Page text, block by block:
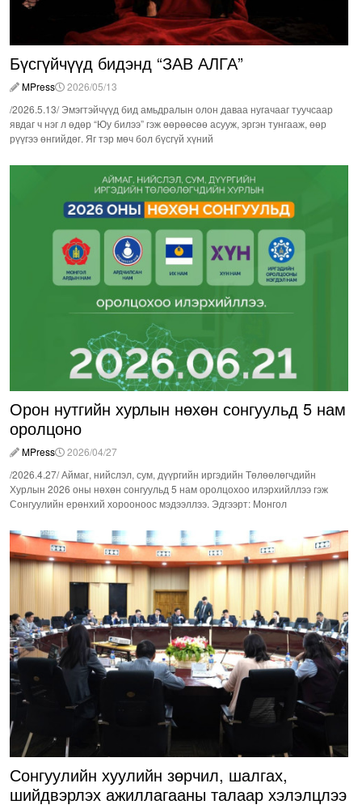
Бүсгүйчүүд бидэнд “ЗАВ АЛГА”
MPress
2026/05/13
/2026.5.13/ Эмэгтэйчүүд бид амьдралын олон даваа нугачааг туучсаар
явдаг ч нэг л өдөр “Юу билээ” гэж өөрөөсөө асууж, эргэн тунгааж, өөр
рүүгээ өнгийдөг. Яг тэр мөч бол бүсгүй хүний
Орон нутгийн хурлын нөхөн сонгуульд 5 нам
оролцоно
MPress
2026/04/27
/2026.4.27/ Аймаг, нийслэл, сум, дүүргийн иргэдийн Төлөөлөгчдийн
Хурлын 2026 оны нөхөн сонгуульд 5 нам оролцохоо илэрхийллээ гэж
Сонгуулийн ерөнхий хорооноос мэдээллээ. Эдгээрт: Монгол
Сонгуулийн хуулийн зөрчил, шалгах,
шийдвэрлэх ажиллагааны талаар хэлэлцлээ